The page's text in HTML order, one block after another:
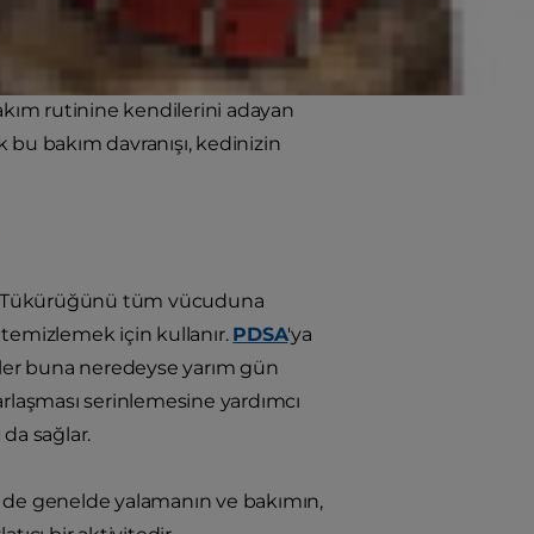
nedenini merak ettiniz mi?
rutinine kendilerini adayan
bakım davranışı, kedinizin
Tükürüğünü tüm vücuduna
temizlemek için kullanır. PDSA'ya
buna neredeyse yarım gün
serinlemesine yardımcı
sağlar.
genelde yalamanın ve bakımın,